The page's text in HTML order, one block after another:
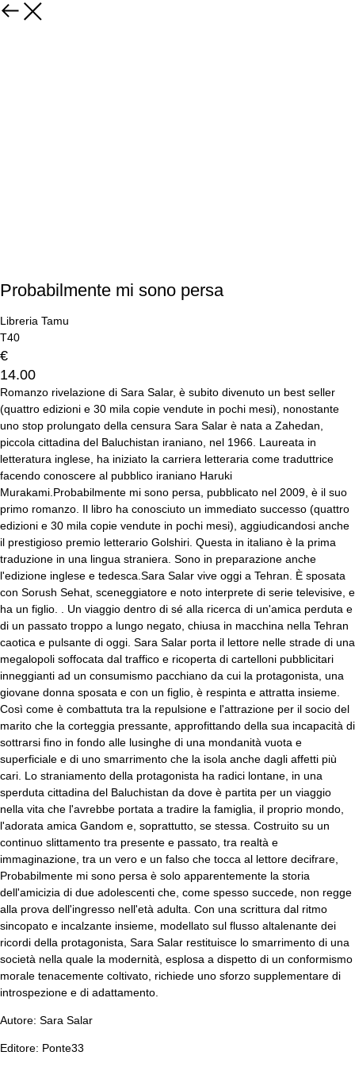
Probabilmente mi sono persa
Libreria Tamu
T40
€
14.00
Romanzo rivelazione di Sara Salar, è subito divenuto un best seller
(quattro edizioni e 30 mila copie vendute in pochi mesi), nonostante
uno stop prolungato della censura Sara Salar è nata a Zahedan,
piccola cittadina del Baluchistan iraniano, nel 1966. Laureata in
letteratura inglese, ha iniziato la carriera letteraria come traduttrice
facendo conoscere al pubblico iraniano Haruki
Murakami.Probabilmente mi sono persa, pubblicato nel 2009, è il suo
primo romanzo. Il libro ha conosciuto un immediato successo (quattro
edizioni e 30 mila copie vendute in pochi mesi), aggiudicandosi anche
il prestigioso premio letterario Golshiri. Questa in italiano è la prima
traduzione in una lingua straniera. Sono in preparazione anche
l'edizione inglese e tedesca.Sara Salar vive oggi a Tehran. È sposata
con Sorush Sehat, sceneggiatore e noto interprete di serie televisive, e
ha un figlio. . Un viaggio dentro di sé alla ricerca di un'amica perduta e
di un passato troppo a lungo negato, chiusa in macchina nella Tehran
caotica e pulsante di oggi. Sara Salar porta il lettore nelle strade di una
megalopoli soffocata dal traffico e ricoperta di cartelloni pubblicitari
inneggianti ad un consumismo pacchiano da cui la protagonista, una
giovane donna sposata e con un figlio, è respinta e attratta insieme.
Così come è combattuta tra la repulsione e l'attrazione per il socio del
marito che la corteggia pressante, approfittando della sua incapacità di
sottrarsi fino in fondo alle lusinghe di una mondanità vuota e
superficiale e di uno smarrimento che la isola anche dagli affetti più
cari. Lo straniamento della protagonista ha radici lontane, in una
sperduta cittadina del Baluchistan da dove è partita per un viaggio
nella vita che l'avrebbe portata a tradire la famiglia, il proprio mondo,
l'adorata amica Gandom e, soprattutto, se stessa. Costruito su un
continuo slittamento tra presente e passato, tra realtà e
immaginazione, tra un vero e un falso che tocca al lettore decifrare,
Probabilmente mi sono persa è solo apparentemente la storia
dell'amicizia di due adolescenti che, come spesso succede, non regge
alla prova dell'ingresso nell'età adulta. Con una scrittura dal ritmo
sincopato e incalzante insieme, modellato sul flusso altalenante dei
ricordi della protagonista, Sara Salar restituisce lo smarrimento di una
società nella quale la modernità, esplosa a dispetto di un conformismo
morale tenacemente coltivato, richiede uno sforzo supplementare di
introspezione e di adattamento.
Autore: Sara Salar
Editore: Ponte33